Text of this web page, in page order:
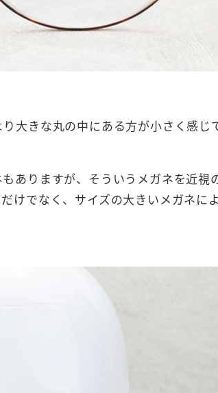
大きな丸の中にある方が小さく感じ
ありますが、そういうメガネを近視
けでなく、サイズの大きいメガネに